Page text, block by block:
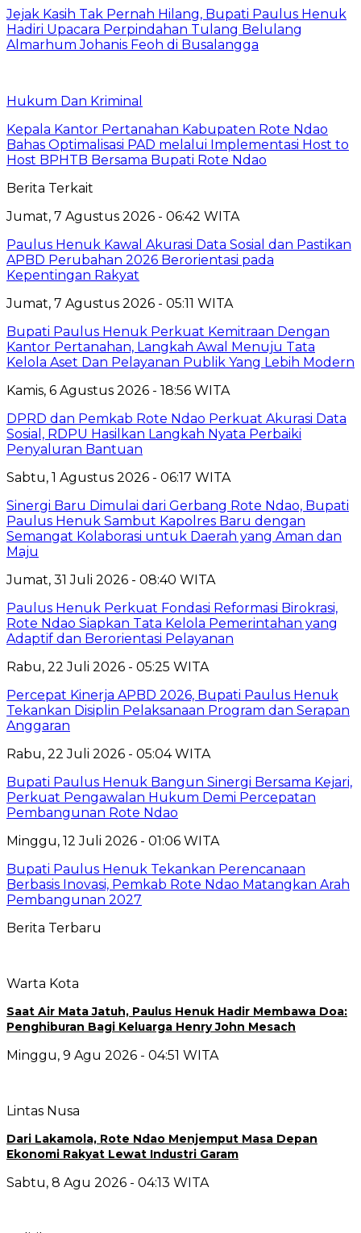
Jejak Kasih Tak Pernah Hilang, Bupati Paulus Henuk
Hadiri Upacara Perpindahan Tulang Belulang
Almarhum Johanis Feoh di Busalangga
Hukum Dan Kriminal
Kepala Kantor Pertanahan Kabupaten Rote Ndao
Bahas Optimalisasi PAD melalui Implementasi Host to
Host BPHTB Bersama Bupati Rote Ndao
Berita Terkait
Jumat, 7 Agustus 2026 - 06:42 WITA
Paulus Henuk Kawal Akurasi Data Sosial dan Pastikan
APBD Perubahan 2026 Berorientasi pada
Kepentingan Rakyat
Jumat, 7 Agustus 2026 - 05:11 WITA
Bupati Paulus Henuk Perkuat Kemitraan Dengan
Kantor Pertanahan, Langkah Awal Menuju Tata
Kelola Aset Dan Pelayanan Publik Yang Lebih Modern
Kamis, 6 Agustus 2026 - 18:56 WITA
DPRD dan Pemkab Rote Ndao Perkuat Akurasi Data
Sosial, RDPU Hasilkan Langkah Nyata Perbaiki
Penyaluran Bantuan
Sabtu, 1 Agustus 2026 - 06:17 WITA
Sinergi Baru Dimulai dari Gerbang Rote Ndao, Bupati
Paulus Henuk Sambut Kapolres Baru dengan
Semangat Kolaborasi untuk Daerah yang Aman dan
Maju
Jumat, 31 Juli 2026 - 08:40 WITA
Paulus Henuk Perkuat Fondasi Reformasi Birokrasi,
Rote Ndao Siapkan Tata Kelola Pemerintahan yang
Adaptif dan Berorientasi Pelayanan
Rabu, 22 Juli 2026 - 05:25 WITA
Percepat Kinerja APBD 2026, Bupati Paulus Henuk
Tekankan Disiplin Pelaksanaan Program dan Serapan
Anggaran
Rabu, 22 Juli 2026 - 05:04 WITA
Bupati Paulus Henuk Bangun Sinergi Bersama Kejari,
Perkuat Pengawalan Hukum Demi Percepatan
Pembangunan Rote Ndao
Minggu, 12 Juli 2026 - 01:06 WITA
Bupati Paulus Henuk Tekankan Perencanaan
Berbasis Inovasi, Pemkab Rote Ndao Matangkan Arah
Pembangunan 2027
Berita Terbaru
Warta Kota
Saat Air Mata Jatuh, Paulus Henuk Hadir Membawa Doa:
Penghiburan Bagi Keluarga Henry John Mesach
Minggu, 9 Agu 2026 - 04:51 WITA
Lintas Nusa
Dari Lakamola, Rote Ndao Menjemput Masa Depan
Ekonomi Rakyat Lewat Industri Garam
Sabtu, 8 Agu 2026 - 04:13 WITA